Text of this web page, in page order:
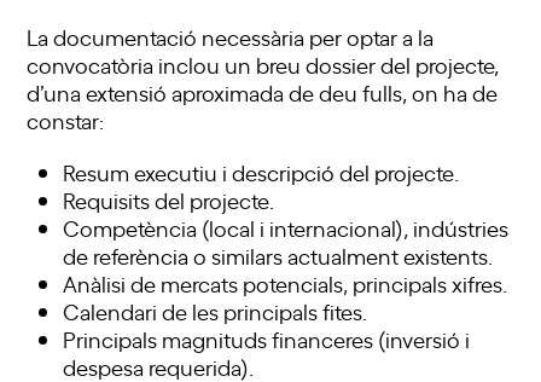
La documentació necessària per optar a la
convocatòria inclou un breu dossier del projecte,
d’una extensió aproximada de deu fulls, on ha de
constar:
Resum executiu i descripció del projecte.
Requisits del projecte.
Competència (local i internacional), indústries
de referència o similars actualment existents.
Anàlisi de mercats potencials, principals xifres.
Calendari de les principals fites.
Principals magnituds financeres (inversió i
despesa requerida).